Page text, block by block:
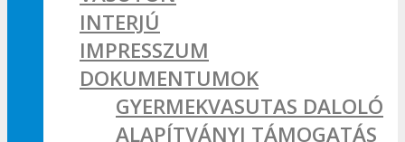
INTERJÚ
IMPRESSZUM
DOKUMENTUMOK
GYERMEKVASUTAS DALOLÓ
ALAPÍTVÁNYI TÁMOGATÁS